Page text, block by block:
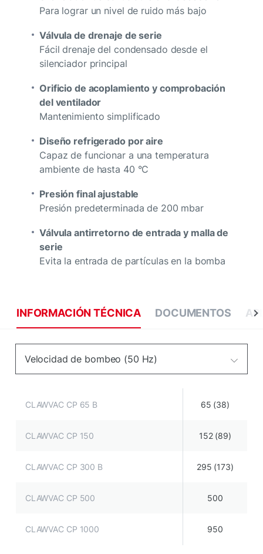
Para lograr un nivel de ruido más bajo
Válvula de drenaje de serie
Fácil drenaje del condensado desde el
silenciador principal
Orificio de acoplamiento y comprobación
del ventilador
Mantenimiento simplificado
Diseño refrigerado por aire
Capaz de funcionar a una temperatura
ambiente de hasta 40 °C
Presión final ajustable
Presión predeterminada de 200 mbar
Válvula antirretorno de entrada y malla de
serie
Evita la entrada de partículas en la bomba
INFORMACIÓN TÉCNICA DOCUMENTOS
Velocidad de bombeo (50 Hz)
CLAWVAC CP 65 B 65 (38)
CLAWVAC CP 150 152 (89)
CLAWVAC CP 300 B 295 (173)
CLAWVAC CP 500 500
CLAWVAC CP 1000 950